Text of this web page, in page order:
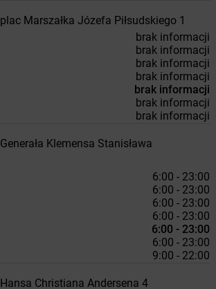
plac Marszałka Józefa Piłsudskiego 1
brak informacji
brak informacji
brak informacji
brak informacji
brak informacji
brak informacji
brak informacji
Generała Klemensa Stanisława
6:00 - 23:00
6:00 - 23:00
6:00 - 23:00
6:00 - 23:00
6:00 - 23:00
6:00 - 23:00
9:00 - 22:00
Hansa Christiana Andersena 4